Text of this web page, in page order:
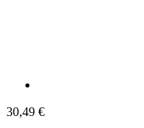
30,49 €